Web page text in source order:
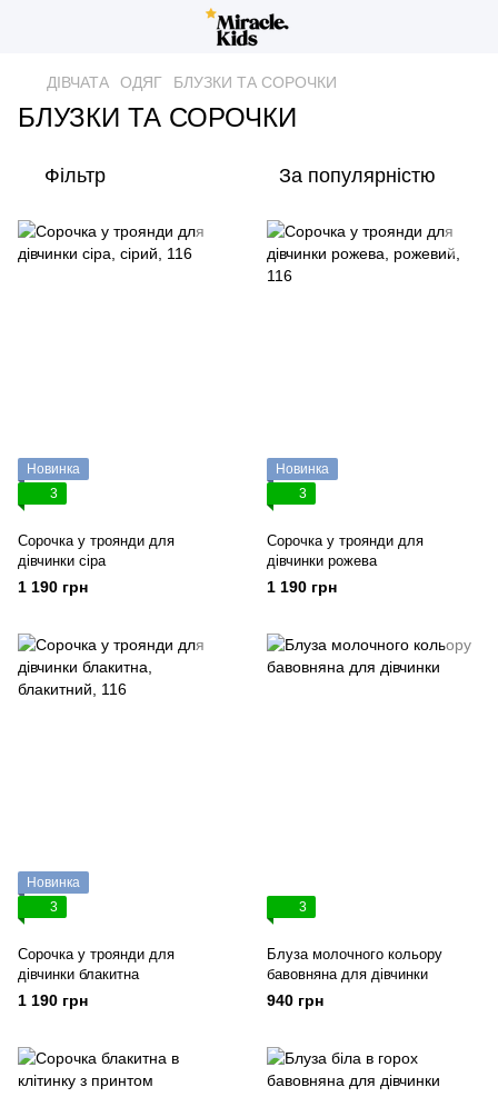
ДІВЧАТА ОДЯГ БЛУЗКИ ТА СОРОЧКИ
БЛУЗКИ ТА СОРОЧКИ
Фільтр За популярністю
Новинка
3
Сорочка у троянди для
дівчинки сіра
1 190 грн
Новинка
3
Сорочка у троянди для
дівчинки рожева
1 190 грн
Новинка
3
Сорочка у троянди для
дівчинки блакитна
1 190 грн
3
Блуза молочного кольору
бавовняна для дівчинки
940 грн